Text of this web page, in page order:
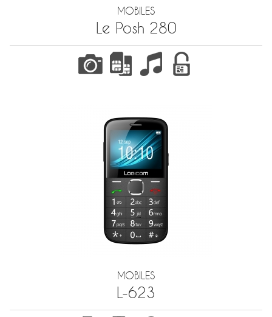
MOBILES
Le Posh 280
MOBILES
L-623